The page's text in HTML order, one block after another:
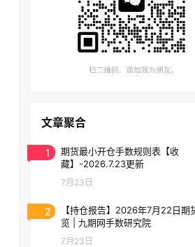
文章聚合
1
期货最小开仓手数规则表【收
藏】-2026.7.23更新
7月23日
2
【持仓报告】2026年7月22日期
览 | 九期网手数研究院
7月23日